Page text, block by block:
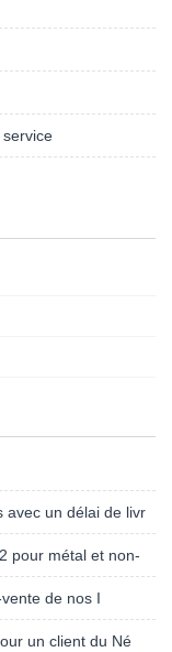
avec un délai de livr
pour métal et non-
de nos I
un client du Né